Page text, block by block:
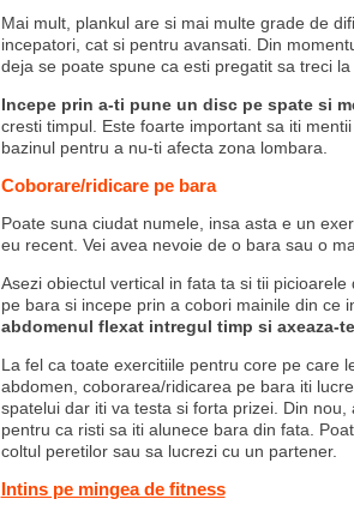
Mai mult, plankul are si mai multe grade de
incepatori, cat si pentru avansati. Din
deja se poate spune ca esti pregatit sa treci
Incepe prin a-ti pune un disc pe spate si
cresti timpul. Este foarte important sa iti
bazinul pentru a nu-ti afecta zona lombara.
Coborare/ridicare pe bara
Poate suna ciudat numele, insa asta e un
eu recent. Vei avea nevoie de o bara sau o
Asezi obiectul vertical in fata ta si tii
pe bara si incepe prin a cobori mainile din ce
abdomenul flexat intregul timp si axeaza-
La fel ca toate exercitiile pentru core pe care
abdomen, coborarea/ridicarea pe bara iti
spatelui dar iti va testa si forta prizei. Din
pentru ca risti sa iti alunece bara din fata.
coltul peretilor sau sa lucrezi cu un partener.
Intins pe mingea de fitness